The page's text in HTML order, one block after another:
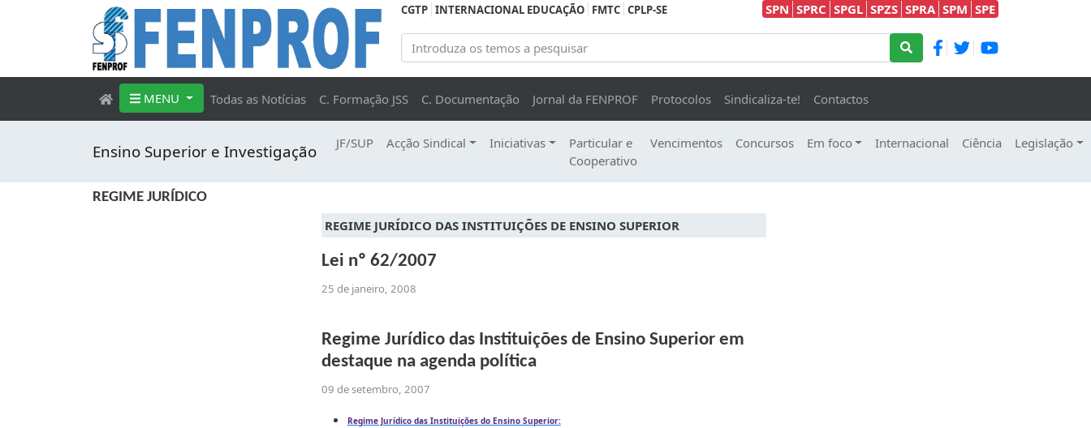
CGTP INTERNACIONAL EDUCAÇÃO FMTC CPLP-SE SPN SPRC SPGL SPZS SPRA SPM SPE
MENU Todas as Notícias C. Formação JSS C. Documentação Jornal da FENPROF Protocolos Sindicaliza-te! Contactos
Ensino Superior e Investigação JF/SUP Acção Sindical Iniciativas
Particular e
Cooperativo
Vencimentos Concursos Em foco Internacional Ciência Legislação
REGIME JURÍDICO
REGIME JURÍDICO DAS INSTITUIÇÕES DE ENSINO SUPERIOR
Lei nº 62/2007
25 de janeiro, 2008
Regime Jurídico das Instituições de Ensino Superior em
destaque na agenda política
09 de setembro, 2007
Regime Jurídico das Instituições do Ensino Superior: